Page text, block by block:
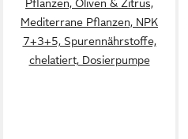
Pflanzen, Oliven & Zitrus,
Mediterrane Pflanzen, NPK
7+3+5, Spurennährstoffe,
chelatiert, Dosierpumpe